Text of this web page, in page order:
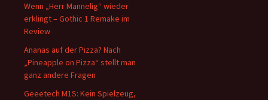
Wenn „Herr Mannelig“ wieder
erklingt – Gothic 1 Remake im
Review
Ananas auf der Pizza? Nach
„Pineapple on Pizza“ stellt man
ganz andere Fragen
Geeetech M1S: Kein Spielzeug,